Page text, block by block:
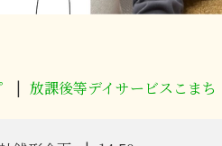
放課後等デイサービスこまち